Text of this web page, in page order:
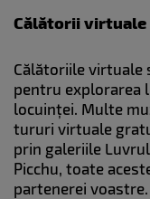
Călătorii virtuale
Călătoriile virtuale
pentru explorarea
locuinței. Multe
tururi virtuale
prin galeriile
Picchu, toate
partenerei voastre.